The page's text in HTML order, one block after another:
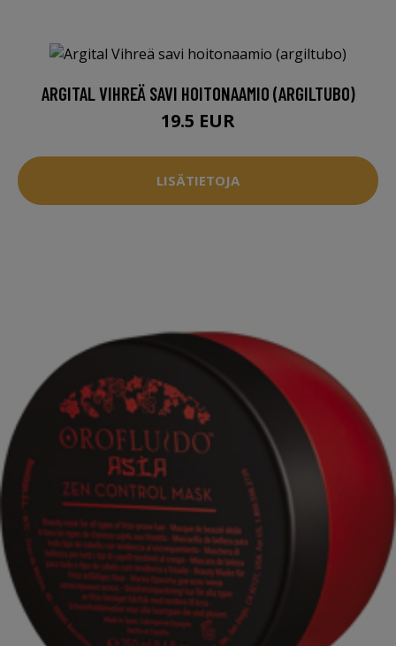
ARGITAL VIHREÄ SAVI HOITONAAMIO (ARGILTUBO)
19.5 EUR
LISÄTIETOJA